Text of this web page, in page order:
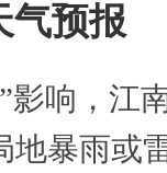
气预报
影响，江
地暴雨或